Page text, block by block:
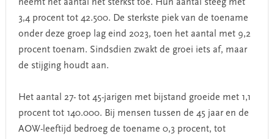
neemt het aantal het sterkst toe. Hun aantal steeg met
3,4 procent tot 42.500. De sterkste piek van de toename
onder deze groep lag eind 2023, toen het aantal met 9,2
procent toenam. Sindsdien zwakt de groei iets af, maar
de stijging houdt aan.
Het aantal 27- tot 45-jarigen met bijstand groeide met 1,1
procent tot 140.000. Bij mensen tussen de 45 jaar en de
AOW-leeftijd bedroeg de toename 0,3 procent, tot